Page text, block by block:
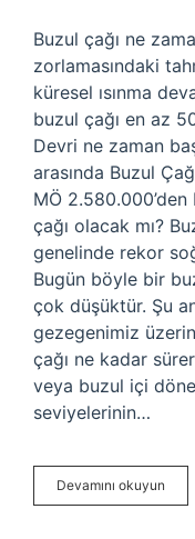
Buzul çağı ne
zorlamasındaki
küresel ısınma
buzul çağı en az
Devri ne zaman
arasında Buzul
MÖ 2.580.000’den
çağı olacak mı?
genelinde rekor
Bugün böyle bir
çok düşüktür. Şu
gezegenimiz
çağı ne kadar
veya buzul içi
seviyelerinin…
Devamını okuyun
Çağı